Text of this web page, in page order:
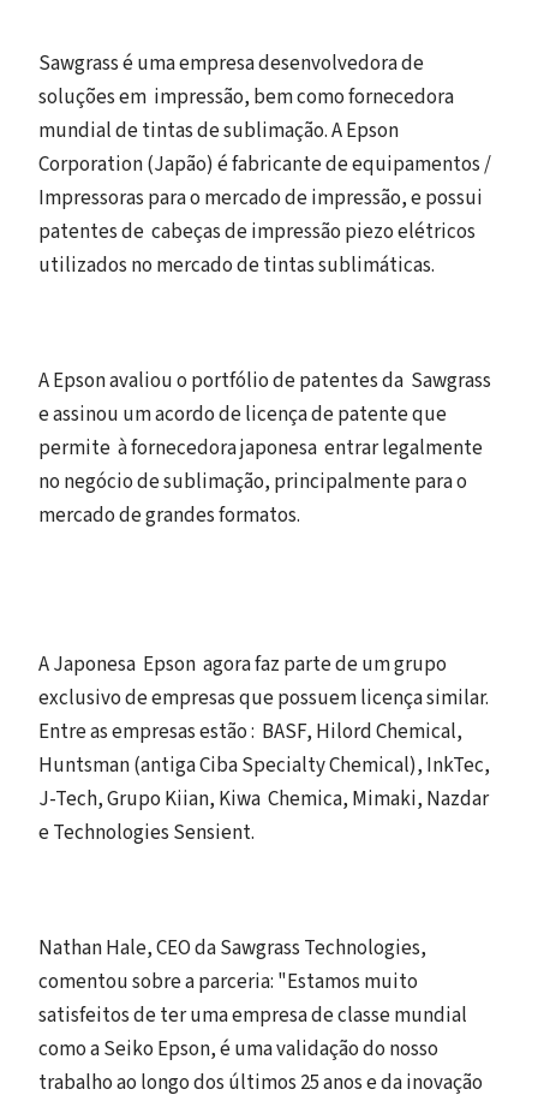
Sawgrass é uma empresa desenvolvedora de
soluções em impressão, bem como fornecedora
mundial de tintas de sublimação. A Epson
Corporation (Japão) é fabricante de equipamentos /
Impressoras para o mercado de impressão, e possui
patentes de cabeças de impressão piezo elétricos
utilizados no mercado de tintas sublimáticas.
A Epson avaliou o portfólio de patentes da Sawgrass
e assinou um acordo de licença de patente que
permite à fornecedora japonesa entrar legalmente
no negócio de sublimação, principalmente para o
mercado de grandes formatos.
A Japonesa Epson agora faz parte de um grupo
exclusivo de empresas que possuem licença similar.
Entre as empresas estão : BASF, Hilord Chemical,
Huntsman (antiga Ciba Specialty Chemical), InkTec,
J-Tech, Grupo Kiian, Kiwa Chemica, Mimaki, Nazdar
e Technologies Sensient.
Nathan Hale, CEO da Sawgrass Technologies,
comentou sobre a parceria: "Estamos muito
satisfeitos de ter uma empresa de classe mundial
como a Seiko Epson, é uma validação do nosso
trabalho ao longo dos últimos 25 anos e da inovação